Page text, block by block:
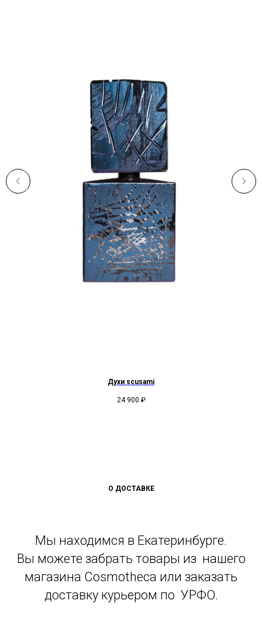
Духи scusami
24 900 ₽
О ДОСТАВКЕ
Мы находимся в Екатеринбурге.
Вы можете забрать товары из нашего
магазина Cosmotheca или заказать
доставку курьером по УРФО.